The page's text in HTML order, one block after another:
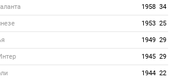
1958 34
1953 25
1949 29
1945 29
1944 22